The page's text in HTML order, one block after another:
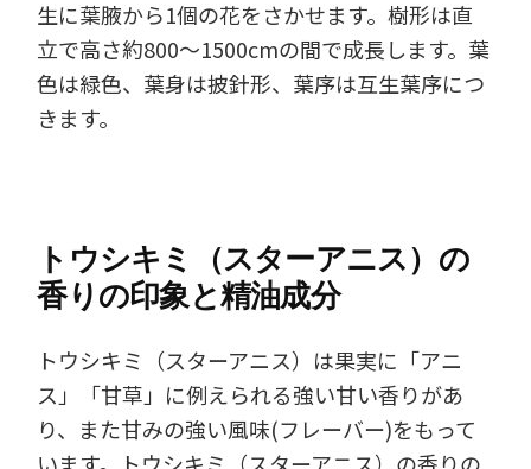
生に葉腋から1個の花をさかせます。樹形は直
立で高さ約800～1500cmの間で成長します。葉
色は緑色、葉身は披針形、葉序は互生葉序につ
きます。
トウシキミ（スターアニス）の
香りの印象と精油成分
トウシキミ（スターアニス）は果実に「アニ
ス」「甘草」に例えられる強い甘い香りがあ
り、また甘みの強い風味(フレーバー)をもって
います。トウシキミ（スターアニス）の香りの